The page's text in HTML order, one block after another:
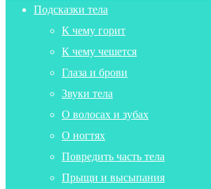
Подсказки тела
К чему горит
К чему чешется
Глаза и брови
Звуки тела
О волосах и зубах
О ногтях
Повредить часть тела
Прыщи и высыпания